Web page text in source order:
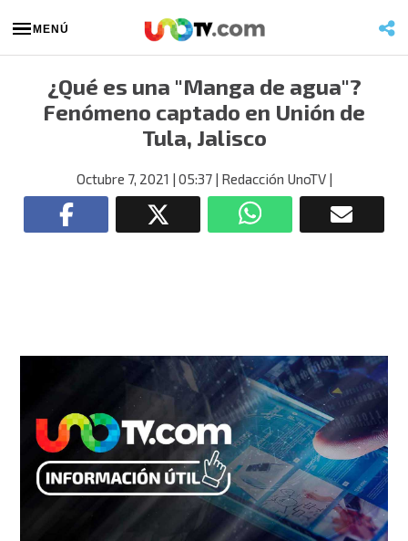
MENÚ
¿Qué es una "Manga de agua"?
Fenómeno captado en Unión de
Tula, Jalisco
Octubre 7, 2021 | 05:37| Redacción UnoTV|